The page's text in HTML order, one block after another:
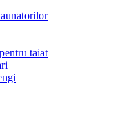
taiat